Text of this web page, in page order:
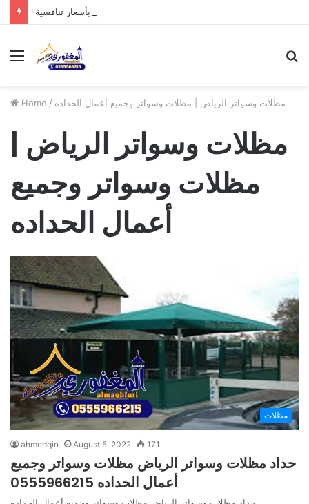
Menu
Home / مظلات وسواتر الرياض | مظلات وسواتر وجميع أعمال الحداده
مظلات وسواتر الرياض |
مظلات وسواتر وجميع
أعمال الحداده
مظلات
ahmedqin August 5, 2022 171
حداد مظلات وسواتر الرياض مظلات وسواتر وجميع
أعمال الحداده 0555966215